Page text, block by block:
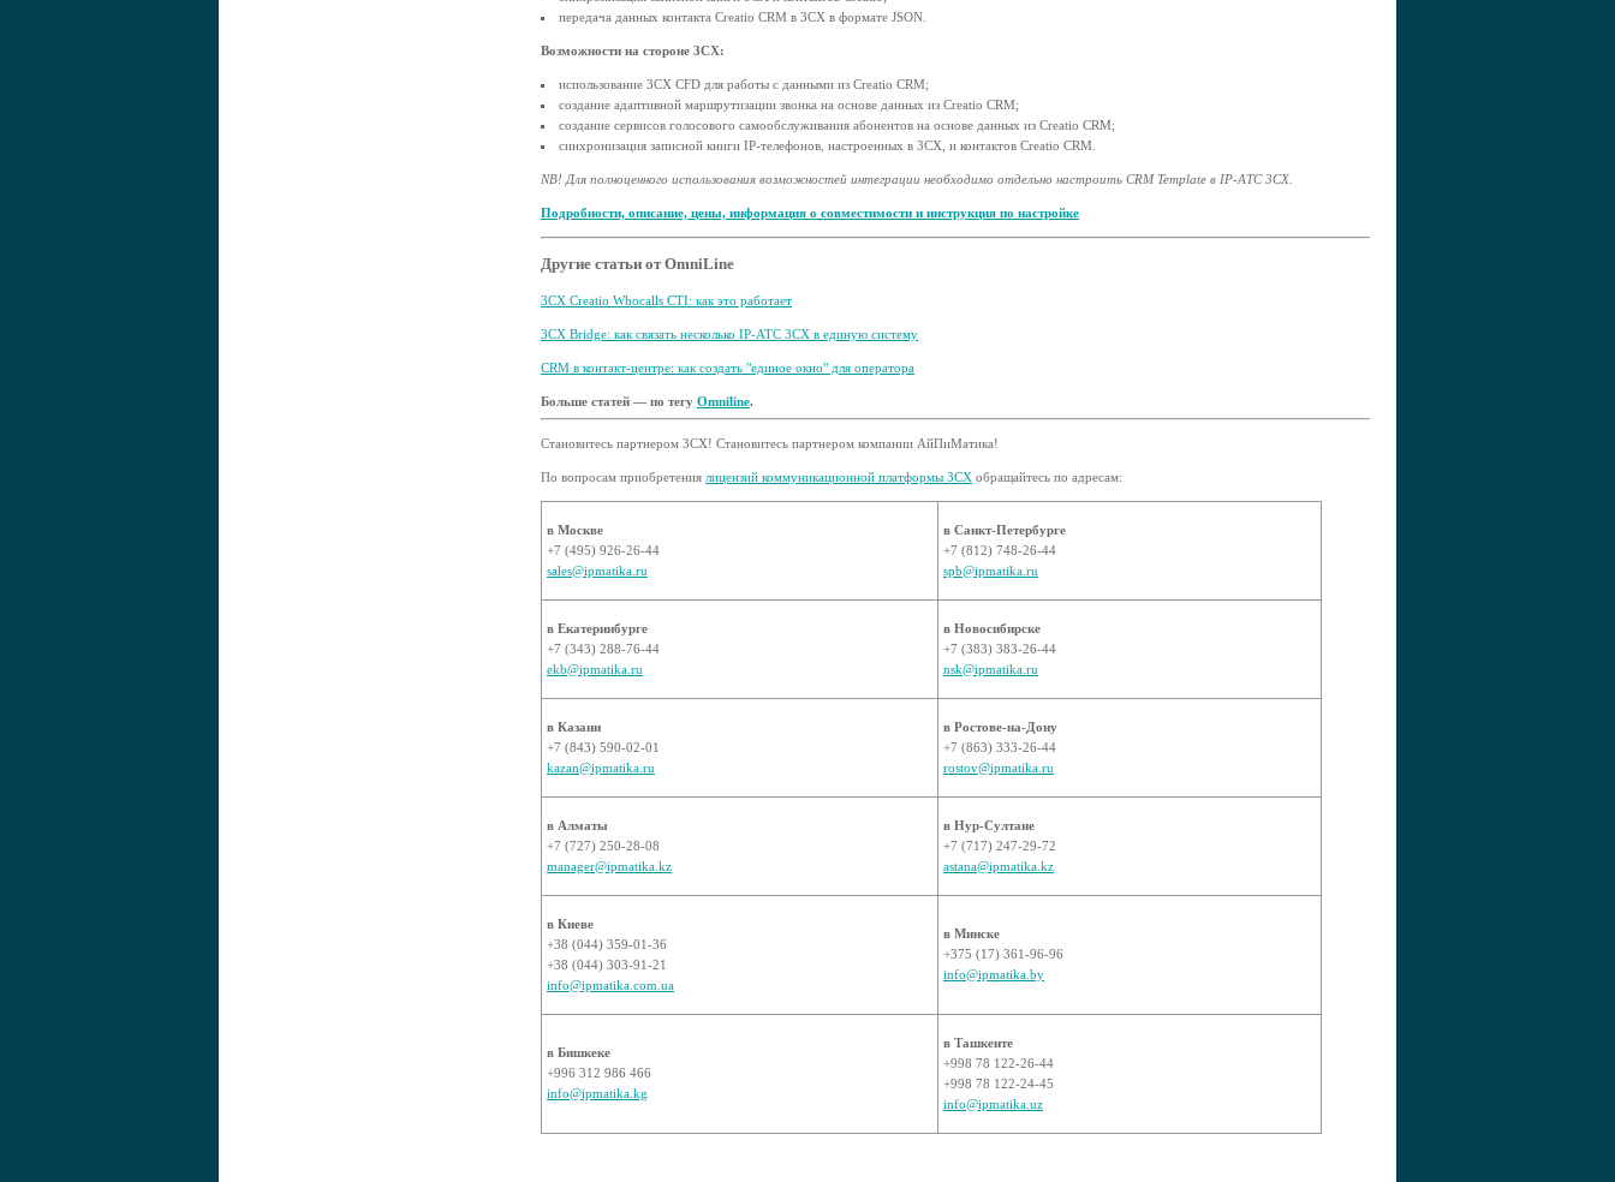
передача данных контакта Creatio CRM в 3CX в формате JSON.
Возможности на стороне 3CX:
использование 3CX CFD для работы с данными из Creatio CRM;
создание адаптивной маршрутизации звонка на основе данных из Creatio CRM;
создание сервисов голосового самообслуживания абонентов на основе данных из Creatio CRM;
синхронизация записной книги IP-телефонов, настроенных в 3CX, и контактов Creatio CRM.
NB! Для полноценного использования возможностей интеграции необходимо отдельно настроить CRM Template в IP-АТС 3CX.
Подробности, описание, цены, информация о совместимости и инструкция по настройке
Другие статьи от OmniLine
3CX Creatio Whocalls CTI: как это работает
3CX Bridge: как связать несколько IP-АТС 3CX в единую систему
CRM в контакт-центре: как создать "единое окно" для оператора
Больше статей — по тегу Omniline.
Становитесь партнером 3CX! Становитесь партнером компании АйПиМатика!
По вопросам приобретения лицензий коммуникационной платформы 3CX обращайтесь по адресам:
в Москве
+7 (495) 926-26-44
sales@ipmatika.ru
в Санкт-Петербурге
+7 (812) 748-26-44
spb@ipmatika.ru
в Екатеринбурге
+7 (343) 288-76-44
ekb@ipmatika.ru
в Новосибирске
+7 (383) 383-26-44
nsk@ipmatika.ru
в Казани
+7 (843) 590-02-01
kazan@ipmatika.ru
в Ростове-на-Дону
+7 (863) 333-26-44
rostov@ipmatika.ru
в Алматы
+7 (727) 250-28-08
manager@ipmatika.kz
в Нур-Султане
+7 (717) 247-29-72
astana@ipmatika.kz
в Киеве
+38 (044) 359-01-36
+38 (044) 303-91-21
info@ipmatika.com.ua
в Минске
+375 (17) 361-96-96
info@ipmatika.by
в Бишкеке
+996 312 986 466
info@ipmatika.kg
в Ташкенте
+998 78 122-26-44
+998 78 122-24-45
info@ipmatika.uz